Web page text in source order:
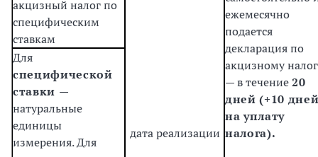
акцизный налог по
специфическим
ставкам
дата реализации
ежемесячно
подается
декларация по
акцизному
— в течение20
дней (+10
на уплату
налога).
Для
специфической
ставки —
натуральные
единицы
измерения. Для